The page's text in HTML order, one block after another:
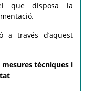
que disposa la
a través d’aquest
mesures tècniques i